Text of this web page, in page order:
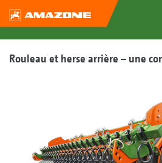
Rouleau et herse arrière – une